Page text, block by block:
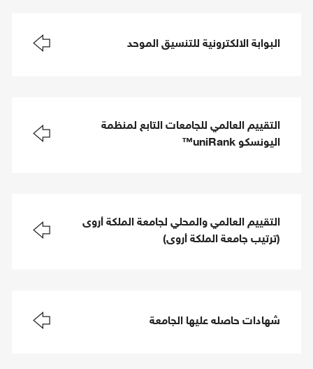
البوابة الالكترونية للتنسيق الموحد
التقييم العالمي للجامعات التابع لمنظمة
اليونسكو uniRank™
التقييم العالمي والمحلي لجامعة الملكة أروى
(ترتيب جامعة الملكة أروى)
شهادات حاصله عليها الجامعة